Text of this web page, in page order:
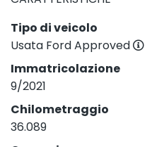
Tipo di veicolo
Usata Ford Approved
Immatricolazione
9/2021
Chilometraggio
36.089